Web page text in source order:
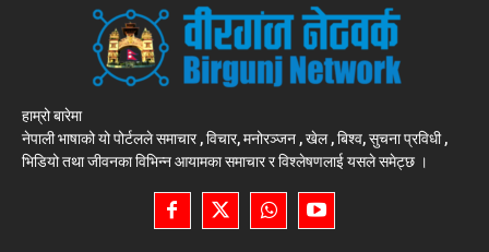
हाम्रो बारेमा
नेपाली भाषाको यो पोर्टलले समाचार , विचार, मनोरञ्जन , खेल , बिश्व, सुचना प्रविधी ,
भिडियो तथा जीवनका विभिन्न आयामका समाचार र विश्लेषणलाई यसले समेट्छ ।